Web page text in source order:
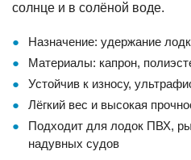
солнце и в солёной воде.
Назначение: удержание
Материалы: капрон,
Устойчив к износу,
Лёгкий вес и высокая
Подходит для лодок ПВХ,
надувных судов